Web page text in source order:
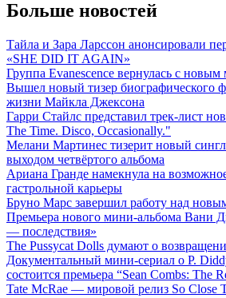
Больше новостей
Тайла и Зара Ларссон анонсировали
«SHE DID IT AGAIN»
Группа Evanescence вернулась с новым
Вышел новый тизер биографического
жизни Майкла Джексона
Гарри Стайлс представил трек-лист
The Time. Disco, Occasionally."
Мелани Мартинес тизерит новый
выходом четвёртого альбома
Ариана Гранде намекнула на
гастрольной карьеры
Бруно Марс завершил работу над
Премьера нового мини-альбома Вани
— последствия»
The Pussycat Dolls думают о
Документальный мини-сериал о P.
состоится премьера “Sean Combs: The
Tate McRae — мировой релиз So Close